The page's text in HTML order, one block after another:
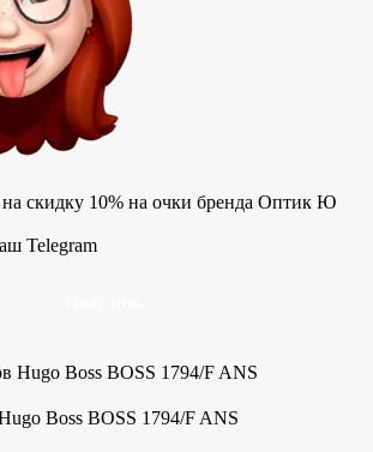
скидку 10% на очки бренда Оптик Ю
Telegram
Boss BOSS 1794/F ANS